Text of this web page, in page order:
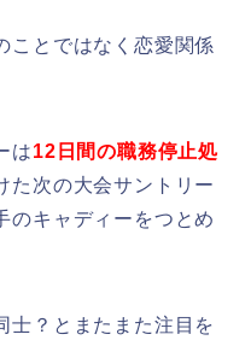
ことではなく恋愛関係
は12日間の職務停止処
た次の大会サントリー
のキャディーをつとめ
士？とまたまた注目を